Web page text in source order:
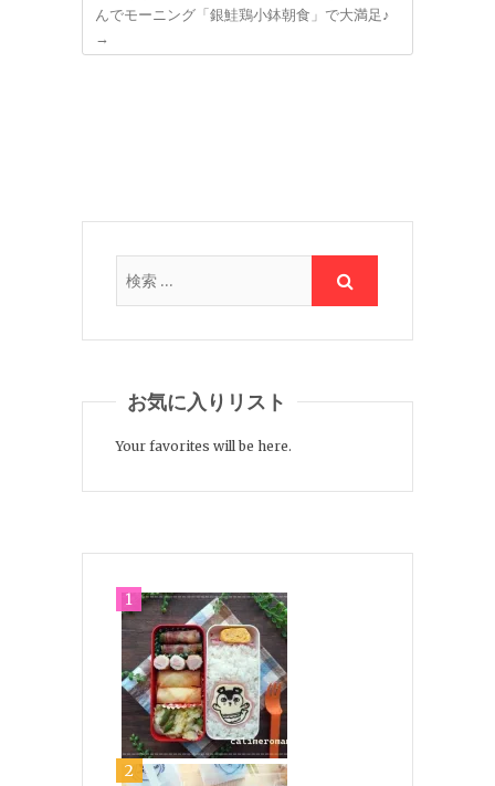
んでモーニング「銀鮭鶏小鉢朝食」で大満足♪
→
お気に入りリスト
Your favorites will be here.